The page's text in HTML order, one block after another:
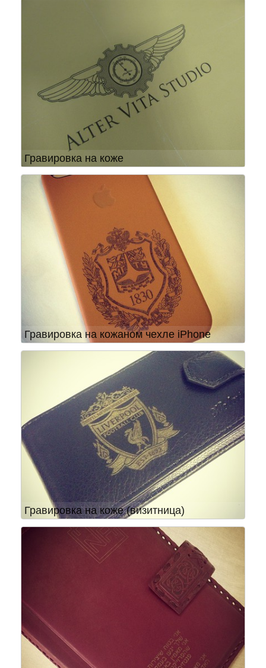
Гравировка на коже
Гравировка на кожаном чехле iPhone
Гравировка на коже (визитница)